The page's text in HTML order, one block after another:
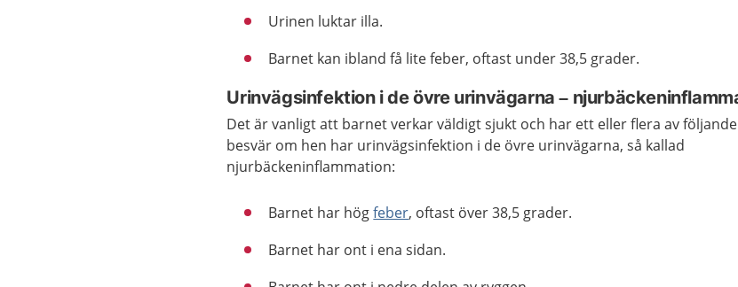
Urinen luktar illa.
Barnet kan ibland få lite feber, oftast under 38,5 grader.
Urinvägsinfektion i de övre urinvägarna–
Det är vanligt att barnet verkar väldigt sjukt och har ett eller flera av följande
besvär om hen har urinvägsinfektion i de övre urinvägarna, så kallad
njurbäckeninflammation:
Barnet har högfeber, oftast över 38,5 grader.
Barnet har ont i ena sidan.